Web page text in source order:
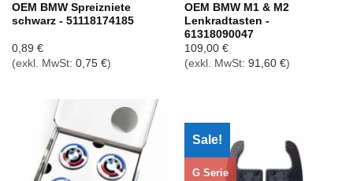
OEM BMW Spreizniete
schwarz - 51118174185
0,89 €
(exkl. MwSt: 0,75 €)
OEM BMW M1 & M2
Lenkradtasten -
61318090047
109,00 €
(exkl. MwSt: 91,60 €)
Sale!
G Serie